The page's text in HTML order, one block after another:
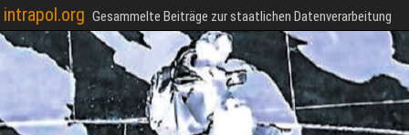
intrapol.org Gesammelte Beiträge zur staatlichen Datenverarbeitung